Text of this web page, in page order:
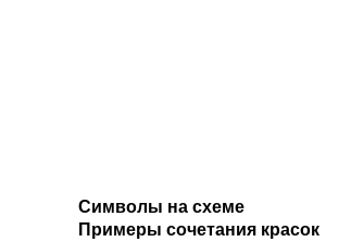
Символы на схеме
Примеры сочетания красок